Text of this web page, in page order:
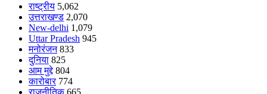
राष्ट्रीय 5,062
उत्तराखण्ड 2,070
New-delhi 1,079
Uttar Pradesh 945
मनोरंजन 833
दुनिया 825
आम मुद्दे 804
कारोबार 774
राजनीतिक 665